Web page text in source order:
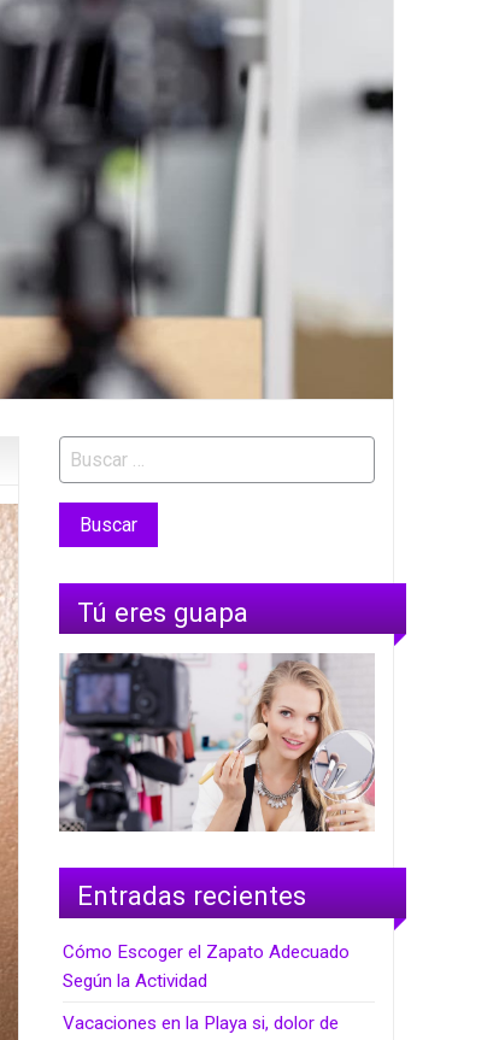
Tú eres guapa
Entradas recientes
Cómo Escoger el Zapato Adecuado
Según la Actividad
Vacaciones en la Playa si, dolor de